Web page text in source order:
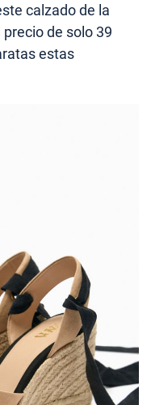
calzado de la
de solo 39
estas